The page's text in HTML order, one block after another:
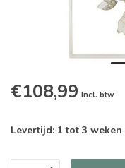
€108,99 Incl. btw
Levertijd: 1 tot 3 weken